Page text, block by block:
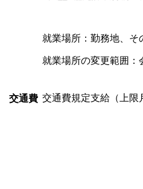
就業場所：勤務地、そ
就業場所の変更範囲：
交通費 交通費規定支給（上限